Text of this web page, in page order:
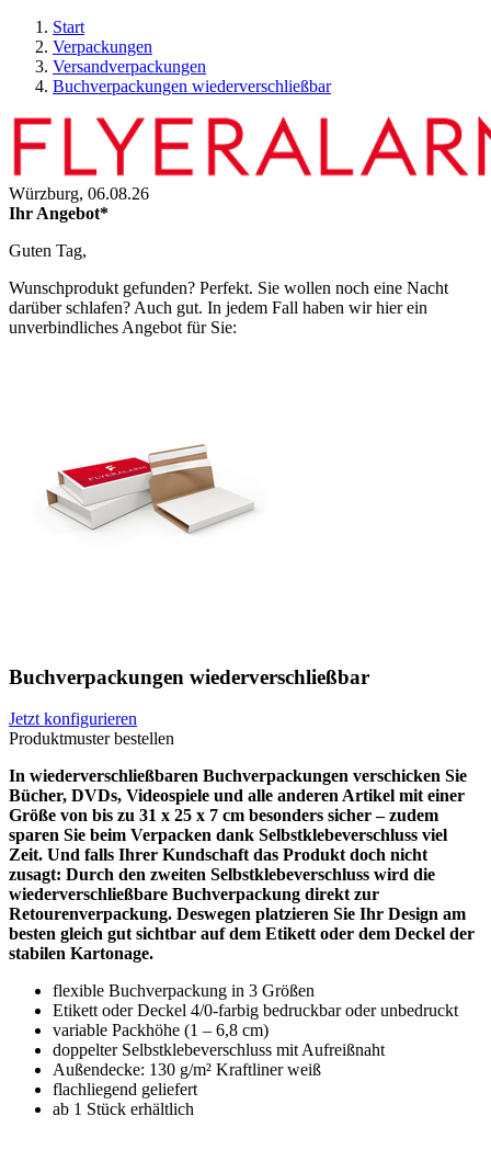
Start
Verpackungen
Versandverpackungen
Buchverpackungen wiederverschließbar
Würzburg, 06.08.26
Ihr Angebot*
Guten Tag,
Wunschprodukt gefunden? Perfekt. Sie wollen noch eine Nacht
darüber schlafen? Auch gut. In jedem Fall haben wir hier ein
unverbindliches Angebot für Sie:
Buchverpackungen wiederverschließbar
Jetzt konfigurieren
Produktmuster bestellen
In wiederverschließbaren Buchverpackungen verschicken Sie
Bücher, DVDs, Videospiele und alle anderen Artikel mit einer
Größe von bis zu 31 x 25 x 7 cm besonders sicher – zudem
sparen Sie beim Verpacken dank Selbstklebeverschluss viel
Zeit. Und falls Ihrer Kundschaft das Produkt doch nicht
zusagt: Durch den zweiten Selbstklebeverschluss wird die
wiederverschließbare Buchverpackung direkt zur
Retourenverpackung. Deswegen platzieren Sie Ihr Design am
besten gleich gut sichtbar auf dem Etikett oder dem Deckel der
stabilen Kartonage.
flexible Buchverpackung in 3 Größen
Etikett oder Deckel 4/0-farbig bedruckbar oder unbedruckt
variable Packhöhe (1 – 6,8 cm)
doppelter Selbstklebeverschluss mit Aufreißnaht
Außendecke: 130 g/m² Kraftliner weiß
flachliegend geliefert
ab 1 Stück erhältlich